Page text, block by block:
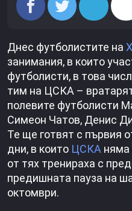
Днес футболистите на
занимания, в които
футболисти, в това
тим на ЦСКА –
полевите футболисти
Симеон Чатов, Денис
Те ще готвят с първия
дни, в които ЦСКА няма
от тях тренираха с
предишната пауза на
октомври.